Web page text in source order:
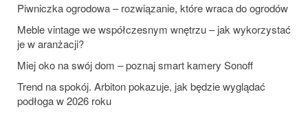
Piwniczka ogrodowa – rozwiązanie, które wraca do ogrodów
Meble vintage we współczesnym wnętrzu – jak wykorzystać
je w aranżacji?
Miej oko na swój dom – poznaj smart kamery Sonoff
Trend na spokój. Arbiton pokazuje, jak będzie wyglądać
podłoga w 2026 roku